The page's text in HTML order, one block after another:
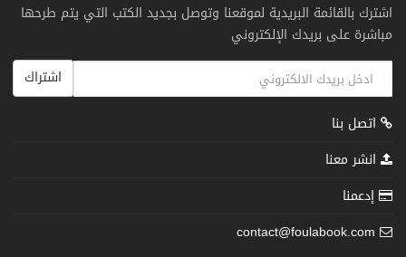
اشترك بالقائمة البريدية لموقعنا وتوصل بجديد الكتب التي يتم طرحها
مباشرة على بريدك الإلكتروني
اشتراك
اتصل بنا
انشر معنا
إدعمنا
contact@foulabook.com